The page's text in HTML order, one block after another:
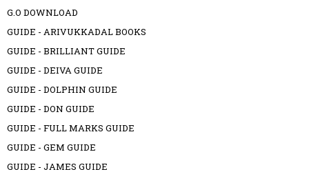
G.O DOWNLOAD
GUIDE - ARIVUKKADAL BOOKS
GUIDE - BRILLIANT GUIDE
GUIDE - DEIVA GUIDE
GUIDE - DOLPHIN GUIDE
GUIDE - DON GUIDE
GUIDE - FULL MARKS GUIDE
GUIDE - GEM GUIDE
GUIDE - JAMES GUIDE